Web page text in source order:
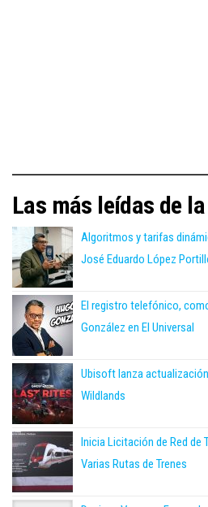
Las más leídas de
Algoritmos y tarifas
José Eduardo López
El registro telefónico,
González en El Universal
Ubisoft lanza
Wildlands
Inicia Licitación de Red
Varias Rutas de Trenes